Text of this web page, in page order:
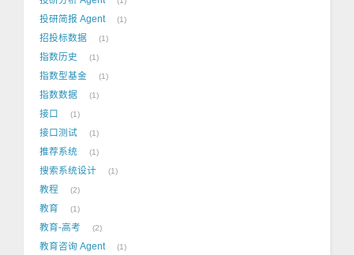
投研简报 Agent 1
招投标数据 1
指数历史 1
指数型基金 1
指数数据 1
接口 1
接口测试 1
推荐系统 1
搜索系统设计 1
教程 2
教育 1
教育-高考 2
教育咨询 Agent 1